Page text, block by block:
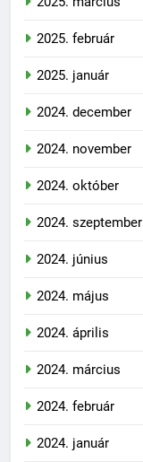
2025. február
2025. január
2024. december
2024. november
2024. október
2024. szeptember
2024. június
2024. május
2024. április
2024. március
2024. február
2024. január